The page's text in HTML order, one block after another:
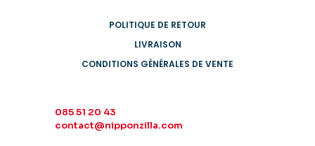
POLITIQUE DE RETOUR
LIVRAISON
CONDITIONS GÉNÉRALES DE VENTE
085 51 20 43
contact@nipponzilla.com